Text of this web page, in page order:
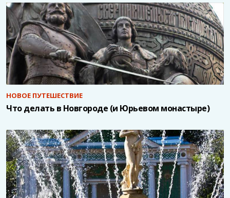
НОВОЕ ПУТЕШЕСТВИЕ
Что делать в Новгороде (и Юрьевом монастыре)